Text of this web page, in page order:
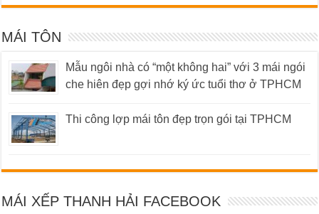
MÁI TÔN
Mẫu ngôi nhà có “một không hai” với 3 mái ngói
che hiên đẹp gợi nhớ ký ức tuổi thơ ở TPHCM
Thi công lợp mái tôn đẹp trọn gói tại TPHCM
MÁI XẾP THANH HẢI FACEBOOK